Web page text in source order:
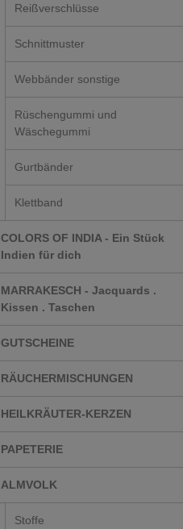
Reißverschlüsse
Schnittmuster
Webbänder sonstige
Rüschengummi und
Wäschegummi
Gurtbänder
Klettband
COLORS OF INDIA - Ein Stück
Indien für dich
MARRAKESCH - Jacquards .
Kissen . Taschen
GUTSCHEINE
RÄUCHERMISCHUNGEN
HEILKRÄUTER-KERZEN
PAPETERIE
ALMVOLK
Stoffe